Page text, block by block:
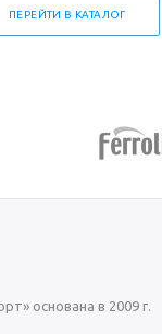
ПЕРЕЙТИ В КАТАЛОГ
основана в 2009 г.